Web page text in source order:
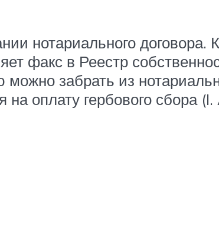
нотариального договора.
факс в Реестр
забрать из
оплату гербового сбора